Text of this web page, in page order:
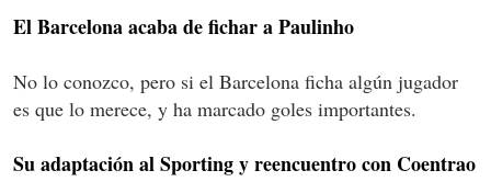
El Barcelona acaba de fichar a Paulinho
No lo conozco, pero si el Barcelona ficha algún jugador
es que lo merece, y ha marcado goles importantes.
Su adaptación al Sporting y reencuentro con Coentrao